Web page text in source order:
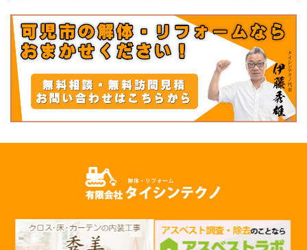
〒509-0248 岐阜県可児市清水ヶ丘地４丁目１１４番地